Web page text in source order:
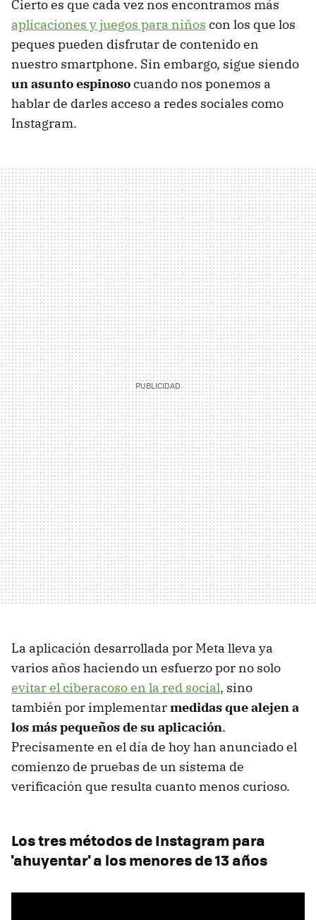
Cierto es que cada vez nos encontramos más
aplicaciones y juegos para niños con los que los
peques pueden disfrutar de contenido en
nuestro smartphone. Sin embargo, sigue siendo
un asunto espinosocuando nos ponemos a
hablar de darles acceso a redes sociales como
Instagram.
La aplicación desarrollada por Meta lleva ya
varios años haciendo un esfuerzo por no solo
evitar el ciberacoso en la red social, sino
también por implementarmedidas que alejen a
los más pequeños de su aplicación.
Precisamente en el día de hoy han anunciado el
comienzo de pruebas de un sistema de
verificación que resulta cuanto menos curioso.
Los tres métodos de Instagram para
'ahuyentar' a los menores de 13 años